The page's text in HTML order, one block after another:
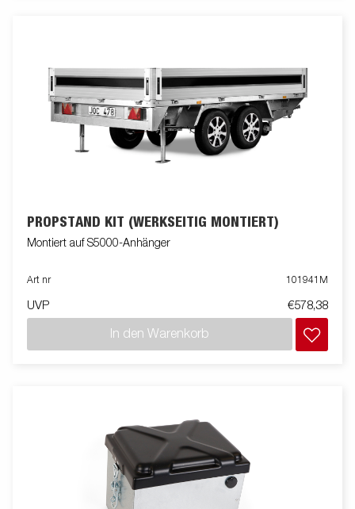
PROPSTAND KIT (WERKSEITIG MONTIERT)
Montiert auf S5000-Anhänger
Art nr 101941M
UVP €578,38
In den Warenkorb